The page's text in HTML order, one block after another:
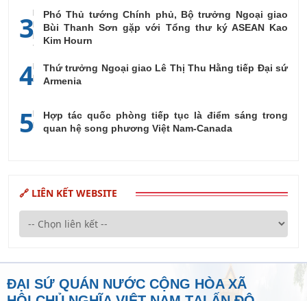
3
Phó Thủ tướng Chính phủ, Bộ trưởng Ngoại giao
Bùi Thanh Sơn gặp với Tổng thư ký ASEAN Kao
Kim Hourn
4
Thứ trưởng Ngoại giao Lê Thị Thu Hằng tiếp Đại sứ
Armenia
5
Hợp tác quốc phòng tiếp tục là điểm sáng trong
quan hệ song phương Việt Nam-Canada
🔗 LIÊN KẾT WEBSITE
ĐẠI SỨ QUÁN NƯỚC CỘNG HÒA XÃ